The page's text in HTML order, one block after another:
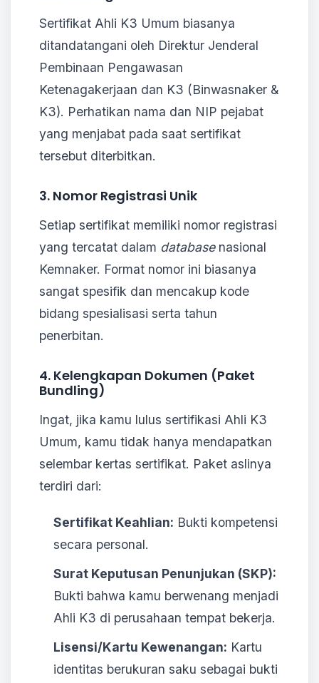
Sertifikat Ahli K3 Umum biasanya
ditandatangani oleh Direktur Jenderal
Pembinaan Pengawasan
Ketenagakerjaan dan K3 (Binwasnaker &
K3). Perhatikan nama dan NIP pejabat
yang menjabat pada saat sertifikat
tersebut diterbitkan.
3. Nomor Registrasi Unik
Setiap sertifikat memiliki nomor registrasi
yang tercatat dalam databasenasional
Kemnaker. Format nomor ini biasanya
sangat spesifik dan mencakup kode
bidang spesialisasi serta tahun
penerbitan.
4. Kelengkapan Dokumen (Paket
Bundling)
Ingat, jika kamu lulus sertifikasi Ahli K3
Umum, kamu tidak hanya mendapatkan
selembar kertas sertifikat. Paket aslinya
terdiri dari:
Sertifikat Keahlian: Bukti kompetensi
secara personal.
Surat Keputusan Penunjukan (SKP):
Bukti bahwa kamu berwenang menjadi
Ahli K3 di perusahaan tempat bekerja.
Lisensi/Kartu Kewenangan: Kartu
identitas berukuran saku sebagai bukti